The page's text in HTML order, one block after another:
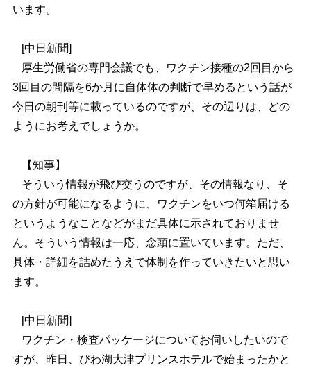
います。
[中日新聞]
厚生労働省の専門会議でも、ワクチン接種の2回目から
3回目の間隔を6か月に自体体の判断で早めるという話が
今日の朝刊等に載っているのですが、その辺りは、どの
ようにお考えでしょうか。
【知事】
そういう情報が飛び交うのですが、その情報なり、そ
の方針が可能になるように、ワクチンをいつ何箱届ける
というようなことなどがまだ具体に示されておりませ
ん。そういう情報は一応、念頭に置いています。ただ、
具体・詳細を詰めたうえで体制を作っていきたいと思い
ます。
[中日新聞]
ワクチン・検査パッケージについてお伺いしたいので
すが、昨日、びわ湖大津プリンスホテルで始まったかと